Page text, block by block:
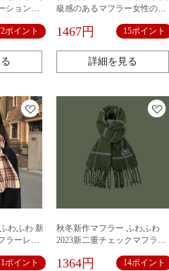
ションス
子学生保
ポイント
級感のあるマフラー女性の冬
トール学生カップルの保温マ
1467円 15ポイント
詳細を見る
わふわ 新
ラーレデ
フラーメ
ポイント
秋冬新作マフラー ふわふわ
2023新二重チェックマフラー
ラーロング学生カップルスト
1364円 14ポイント